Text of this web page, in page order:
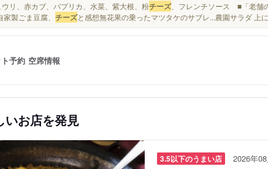
ウリ、赤カブ、パプリカ、水菜、紫大根、粉チーズ、フレンチソース ■「老舗
家製ごま豆腐、 チーズと感想無花果の乗ったマツタケのサブレ...農園サラダ 上
予約 空席情報
いお店を発見
3.5以下のうまい店 2026年